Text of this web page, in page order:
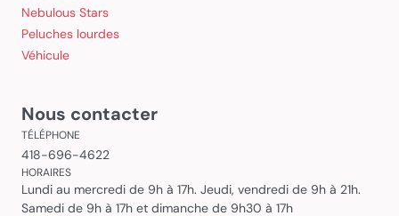
Nebulous Stars
Peluches lourdes
Véhicule
Nous contacter
TÉLÉPHONE
418-696-4622
HORAIRES
Lundi au mercredi de 9h à 17h. Jeudi, vendredi de 9h à 21h.
Samedi de 9h à 17h et dimanche de 9h30 à 17h